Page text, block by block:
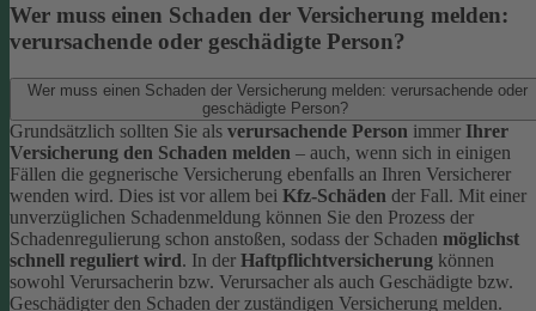
Wer muss einen Schaden der Versicherung melden:
verursachende oder geschädigte Person?
Wer muss einen Schaden der Versicherung melden: verursachende oder
geschädigte Person?
Grundsätzlich sollten Sie als verursachende Person immer Ihrer
Versicherung den Schaden melden – auch, wenn sich in einigen
Fällen die gegnerische Versicherung ebenfalls an Ihren Versicherer
wenden wird. Dies ist vor allem bei Kfz-Schäden der Fall. Mit einer
unverzüglichen Schadenmeldung können Sie den Prozess der
Schadenregulierung schon anstoßen, sodass der Schaden möglichst
schnell reguliert wird. In der Haftpflichtversicherung können
sowohl Verursacherin bzw. Verursacher als auch Geschädigte bzw.
Geschädigter den Schaden der zuständigen Versicherung melden.